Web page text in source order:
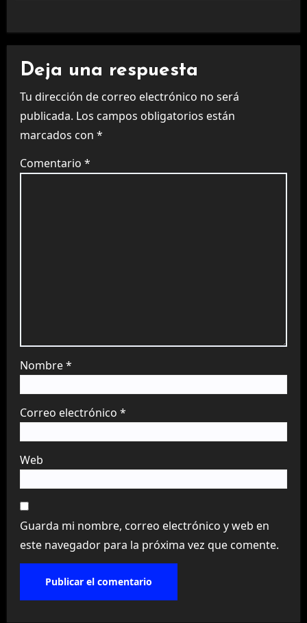
Deja una respuesta
Tu dirección de correo electrónico no será
publicada. Los campos obligatorios están
marcados con *
Comentario *
Nombre*
Correo electrónico *
Web
Guarda mi nombre, correo electrónico y web en
este navegador para la próxima vez que comente.